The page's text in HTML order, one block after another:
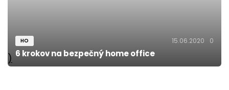
)
HO 15.06.2020 0
6 krokov na bezpečný home office